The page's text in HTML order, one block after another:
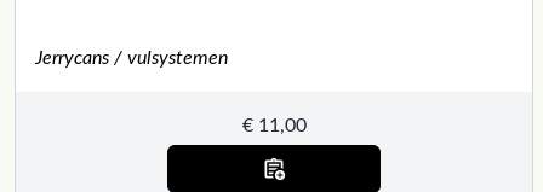
Jerrycans / vulsystemen
€11,00